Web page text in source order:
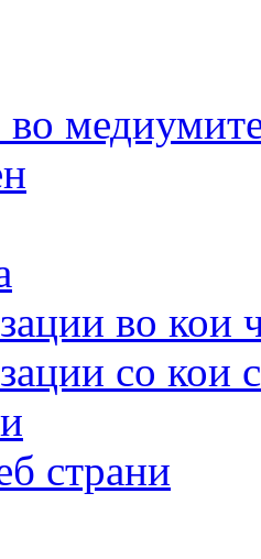
во кои
со кои
страни